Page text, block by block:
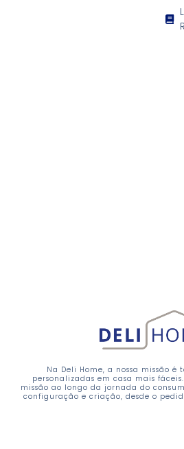
Na Deli Home, a nossa missão é
personalizadas em casa mais
missão ao longo da jornada do
configuração e criação, desde o